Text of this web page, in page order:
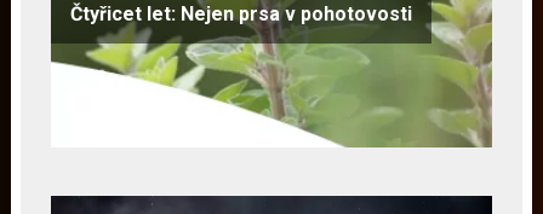
Čtyřicet let: Nejen prsa v pohotovosti